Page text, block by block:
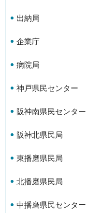
出納局
企業庁
病院局
神戸県民センター
阪神南県民センター
阪神北県民局
東播磨県民局
北播磨県民局
中播磨県民センター